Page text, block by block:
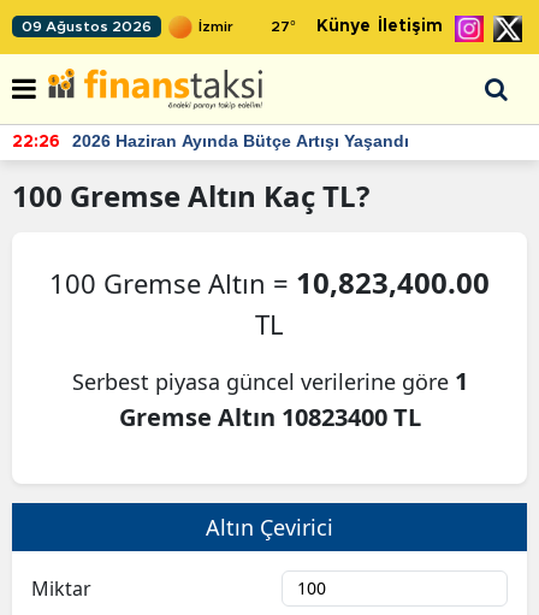
09 Ağustos 2026 27° Künye İletişim
22:26 2026 Haziran Ayında Bütçe Artışı Yaşandı
100 Gremse Altın Kaç TL?
100 Gremse Altın = 10,823,400.00
TL
Serbest piyasa güncel verilerine göre 1
Gremse Altın 10823400 TL
Altın Çevirici
Miktar